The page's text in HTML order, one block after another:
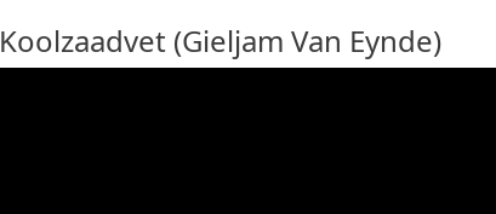
Koolzaadvet (Gieljam Van Eynde)